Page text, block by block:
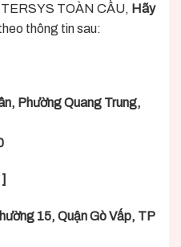
TOÀN CẦU, Hãy
thông tin sau:
Phường Quang Trung,
15, Quận Gò Vấp, TP